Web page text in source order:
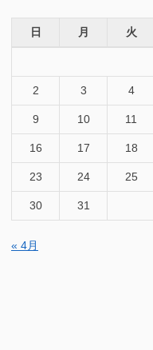
日 月 火
2 3 4
9 10 11
16 17 18
23 24 25
30 31
« 4月